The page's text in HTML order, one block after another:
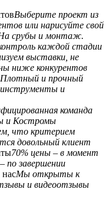
Выберите проект из
или нарисуйте свой
срубы и монтаж.
каждой стадии
выставки, не
ниже конкурентов
Плотный и прочный
инструменты и
команда
и Костромы
что критерием
довольный клиент
70% цены – в момент
по завершении
насМы открыты к
и видеоотзывы